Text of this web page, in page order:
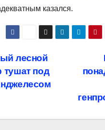
казался.
лесной
тушат под